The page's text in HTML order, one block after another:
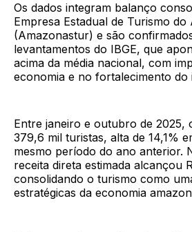
Os dados integram balanço
Empresa Estadual de Turismo do
(Amazonastur) e são
levantamentos do IBGE, que
acima da média nacional, com
economia e no fortalecimento do
Entre janeiro e outubro de 2025,
379,6 mil turistas, alta de 14,1%
mesmo período do ano anterior.
receita direta estimada alcançou
consolidando o turismo como
estratégicas da economia